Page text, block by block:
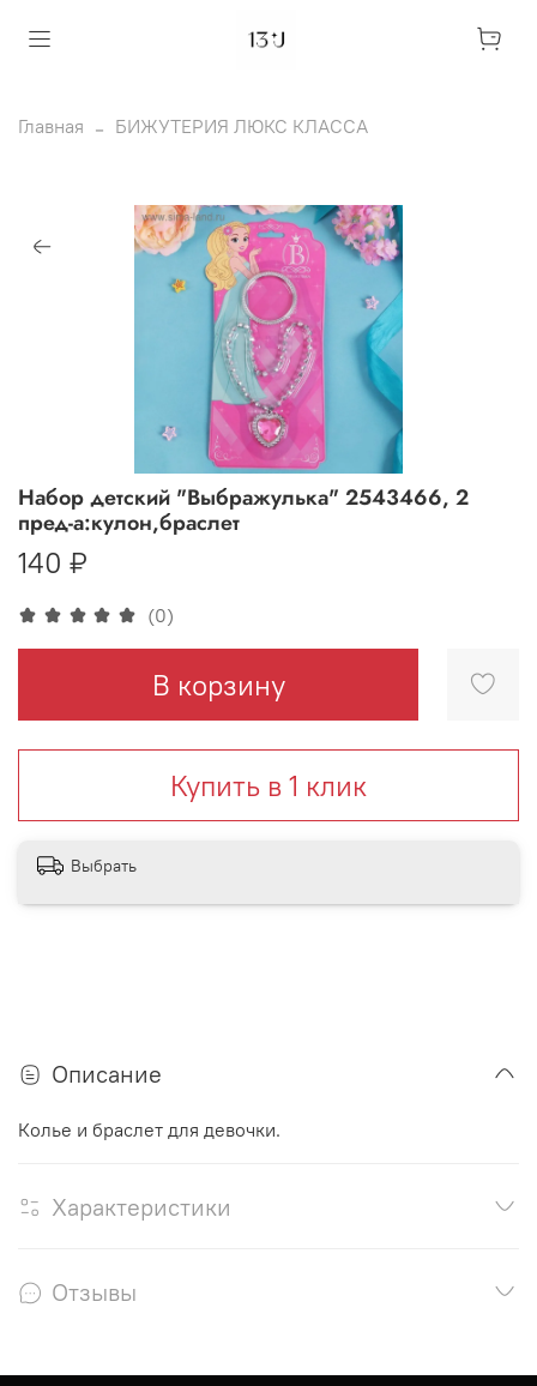
Главная БИЖУТЕРИЯ ЛЮКС КЛАССА
(0)
Набор детский "Выбражулька" 2543466, 2
пред-а:кулон,браслет
140 ₽
В корзину
Купить в 1 клик
Выбрать
Описание
Колье и браслет для девочки.
Характеристики
Отзывы